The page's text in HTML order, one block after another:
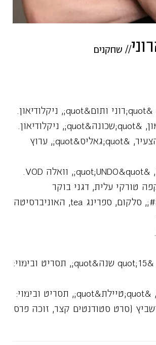
// שחקנים
2016 ארי הצעיר, &quot;גאליס&quot;, ערוץ
טורקי עלית, דגני בוקר
קראנץ&#39;, סלקום, ספרינג tea, האוניברסיטה
2019 אלון, &quot;15 שנה&quot;, תסריט ובימוי:
2015 אמיר, &quot;טיילת&quot;, תסריט ובימוי:
(סרט סטודנטים קצר, זוכה פרס